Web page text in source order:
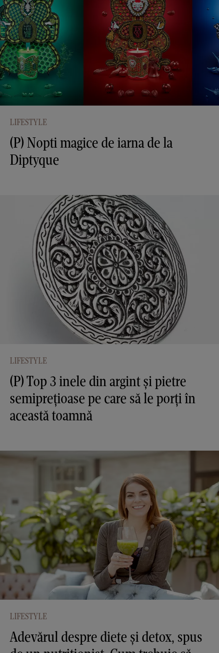
LIFESTYLE
(P) Nopti magice de iarna de la
Diptyque
LIFESTYLE
(P) Top 3 inele din argint și pietre
semiprețioase pe care să le porți în
această toamnă
LIFESTYLE
Adevărul despre diete și detox, spus